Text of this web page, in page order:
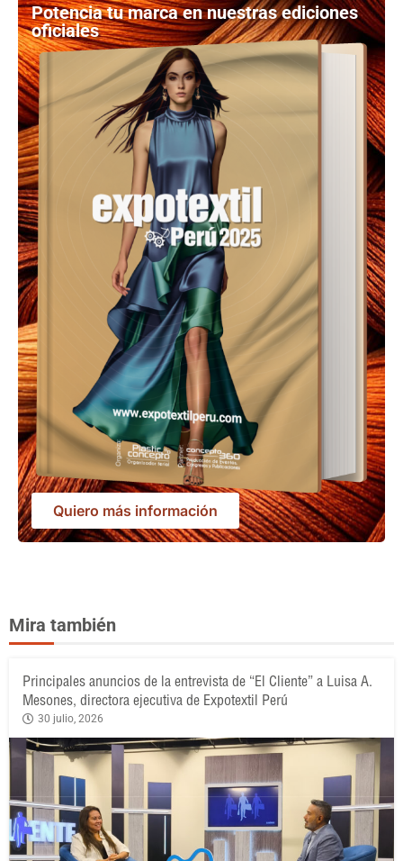
Potencia tu marca en nuestras ediciones
oficiales
Quiero más información
Mira también
Principales anuncios de la entrevista de “El Cliente” a Luisa A.
Mesones, directora ejecutiva de Expotextil Perú
30 julio, 2026